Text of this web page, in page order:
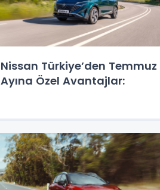
Nissan Türkiye’den Temmuz
Ayına Özel Avantajlar: